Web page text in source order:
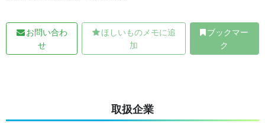
お問い合わ
せ
ほしいものメモに追
加
ブックマー
ク
取扱企業